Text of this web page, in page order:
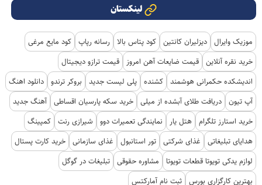
لینکستان
موزیک وایرال دیزلیران کانتین کود پتاس بالا رسانه رپاپ کود مایع مرغی
خرید نقره آنلاین قیمت ضایعات آهن امروز
قیمت ترازو دیجیتال
اندیشکده حکمرانی هوشمند کشنده پلی لیست جدید بروکر ترندو دانلود اهنگ
آپ تیون دریافت طلای آبشده از میلی خرید سکه پارسیان اقساطی آهنگ جدید
خرید استارز تلگرام هتل یار نمایندگی تعمیرات دوو شیرازی رنت کمپینگ
هدایای تبلیغاتی
غذای شرکتی تور استانبول غذای سازمانی خرید کارت پستال
لوازم یدکی تویوتا قطعات تویوتا
مشاوره حقوقی تبلیغات در گوگل
بهترین کارگزاری بورس ثبت نام آمارکتس